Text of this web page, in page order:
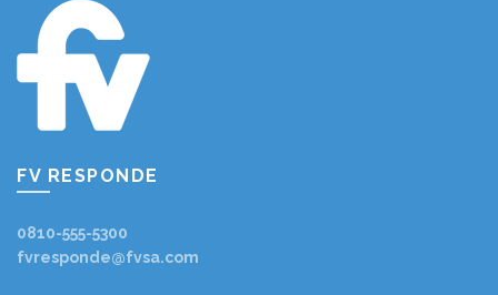
FV RESPONDE
0810-555-5300
fvresponde@fvsa.com